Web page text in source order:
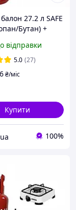
27.2 л SAFE
Бутан) +
відправки
5.0 (27)
₴/міс
Купити
100%